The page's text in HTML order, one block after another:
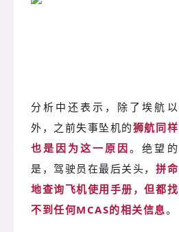
分析中还表示，除了埃航以
外，之前失事坠机的狮航同样
也是因为这一原因。绝望的
是，驾驶员在最后关头， 拼命
地查询飞机使用手册，但都找
不到任何MCAS的相关信息。